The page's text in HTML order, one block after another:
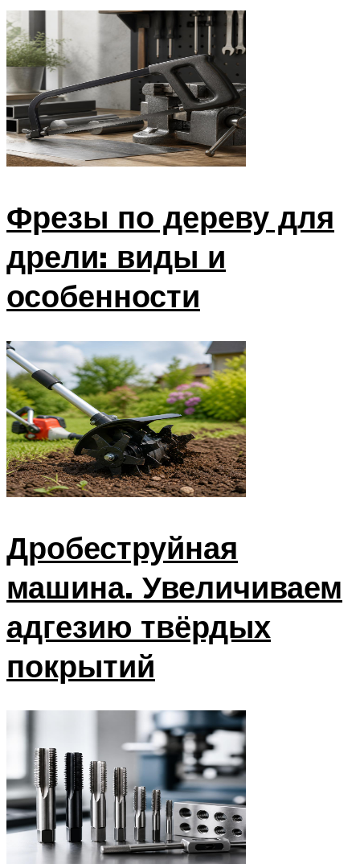
Фрезы по дереву для
дрели: виды и
особенности
Дробеструйная
машина. Увеличиваем
адгезию твёрдых
покрытий